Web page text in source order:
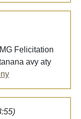
Felicitation
avy aty